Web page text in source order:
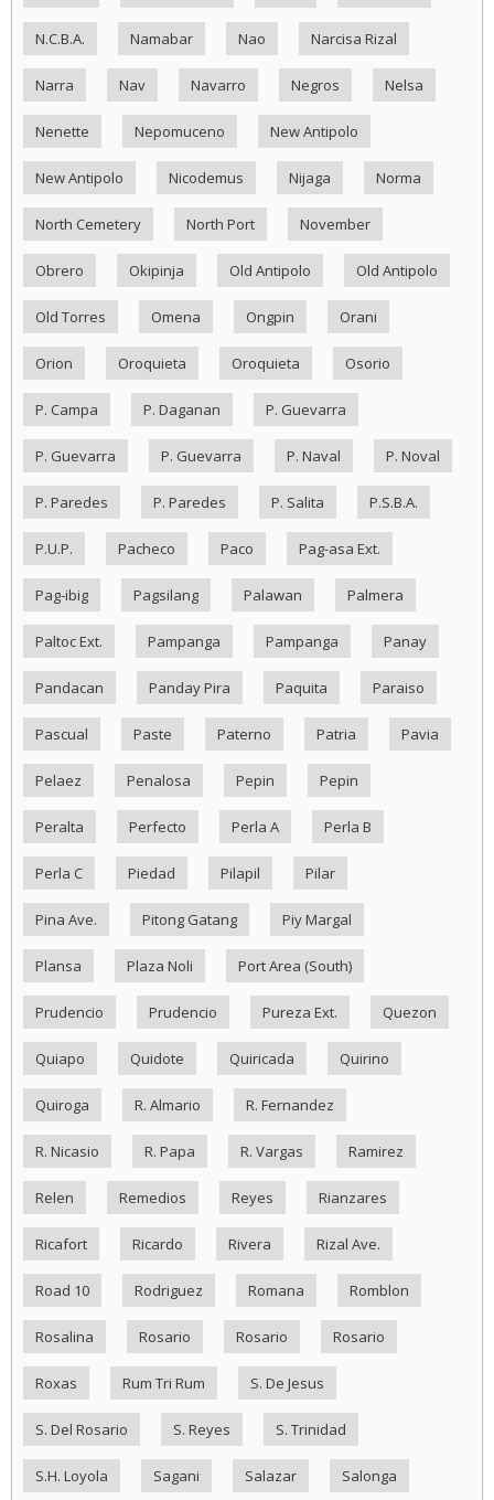
N.C.B.A. Namabar Nao Narcisa Rizal
Narra Nav Navarro Negros Nelsa
Nenette Nepomuceno New Antipolo
New Antipolo Nicodemus Nijaga Norma
North Cemetery North Port November
Obrero Okipinja Old Antipolo Old Antipolo
Old Torres Omena Ongpin Orani
Orion Oroquieta Oroquieta Osorio
P. Campa P. Daganan P. Guevarra
P. Guevarra P. Guevarra P. Naval P. Noval
P. Paredes P. Paredes P. Salita P.S.B.A.
P.U.P. Pacheco Paco Pag-asa Ext.
Pag-ibig Pagsilang Palawan Palmera
Paltoc Ext. Pampanga Pampanga Panay
Pandacan Panday Pira Paquita Paraiso
Pascual Paste Paterno Patria Pavia
Pelaez Penalosa Pepin Pepin
Peralta Perfecto Perla A Perla B
Perla C Piedad Pilapil Pilar
Pina Ave. Pitong Gatang Piy Margal
Plansa Plaza Noli Port Area (South)
Prudencio Prudencio Pureza Ext. Quezon
Quiapo Quidote Quiricada Quirino
Quiroga R. Almario R. Fernandez
R. Nicasio R. Papa R. Vargas Ramirez
Relen Remedios Reyes Rianzares
Ricafort Ricardo Rivera Rizal Ave.
Road 10 Rodriguez Romana Romblon
Rosalina Rosario Rosario Rosario
Roxas Rum Tri Rum S. De Jesus
S. Del Rosario S. Reyes S. Trinidad
S.H. Loyola Sagani Salazar Salonga